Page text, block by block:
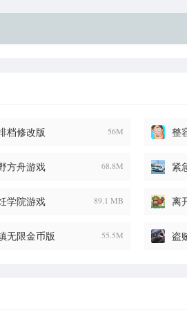
档修改版 56M 整
方舟游戏 68.8M
学院游戏 89.1 MB 离
无限金币版 55.5M 盗